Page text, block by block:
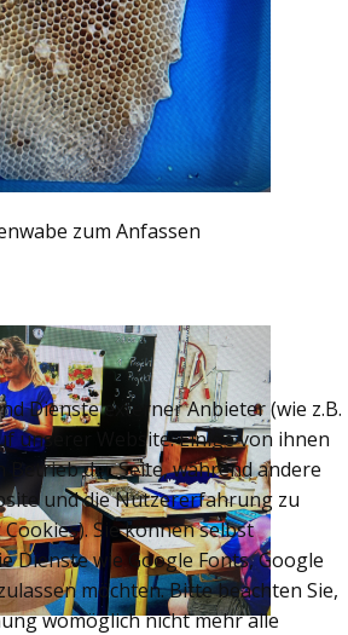
zum Anfassen
Dienste externer Anbieter (wie z.B.
unserer Website. Einige von ihnen
Betrieb der Seite, während andere
und die Nutzererfahrung zu
Sie können selbst
Dienste wie Google Fonts, Google
möchten. Bitte beachten Sie,
womöglich nicht mehr alle